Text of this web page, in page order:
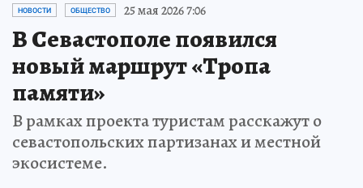
НОВОСТИ ОБЩЕСТВО 25 мая 2026 7:06
В Севастополе появился
новый маршрут «Тропа
памяти»
В рамках проекта туристам расскажут о
севастопольских партизанах и местной
экосистеме.